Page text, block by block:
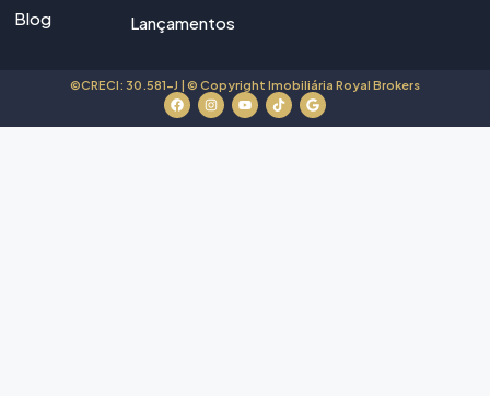
Blog
Lançamentos
©CRECI: 30.581-J | © Copyright Imobiliária Royal Brokers